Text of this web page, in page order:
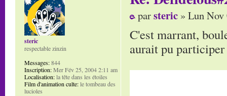
parsteric » Lun Nov
C'est marrant,
aurait pu
steric
respectable zinzin
Messages:844
Inscription:Mer Fév 25, 2004 2:11 am
Localisation:la tête dans les étoiles
Film d'animation culte:le tombeau des
lucioles